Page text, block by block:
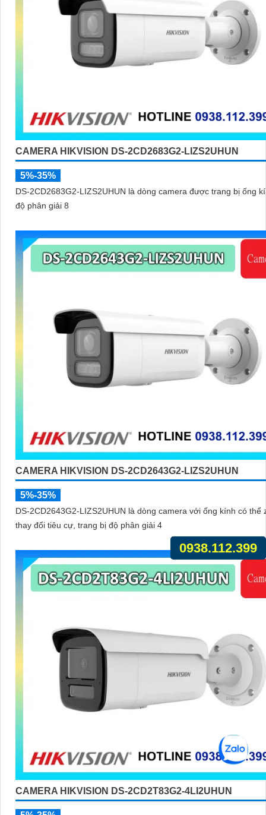
CAMERA HIKVISION DS-2CD2683G2-LIZS2UHUN
5%-35%
DS-2CD2683G2-LIZS2UHUN là dòng camera được trang bị ống
độ phân giải 8
CAMERA HIKVISION DS-2CD2643G2-LIZS2UHUN
5%-35%
DS-2CD2643G2-LIZS2UHUN là dòng camera với ống kính có thể
thay đổi tiêu cự, trang bị độ phân giải 4
CAMERA HIKVISION DS-2CD2T83G2-4LI2UHUN
0938.112.399